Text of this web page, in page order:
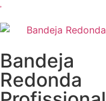
Bandeja
Redonda